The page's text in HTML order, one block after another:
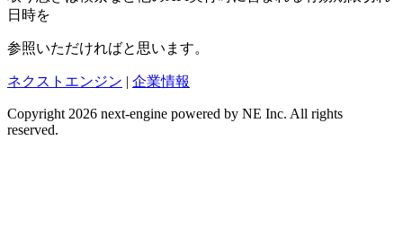
日時を
参照いただければと思います。
ネクストエンジン | 企業情報
Copyright 2026 next-engine powered by NE Inc. All rights
reserved.